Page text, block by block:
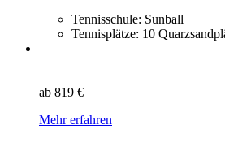
Tennisschule: Sunball
Tennisplätze: 10
ab 819 €
Mehr erfahren